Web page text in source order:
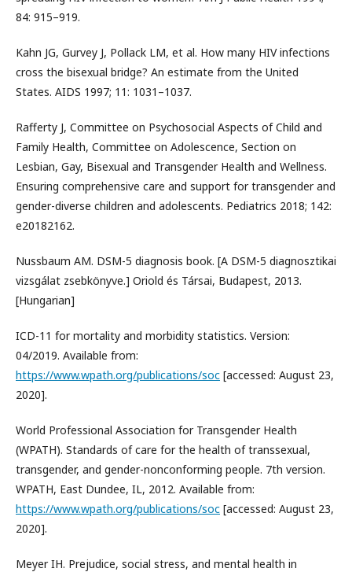
84: 915–919.
Kahn JG, Gurvey J, Pollack LM, et al. How many HIV infections
cross the bisexual bridge? An estimate from the United
States. AIDS 1997; 11: 1031–1037.
Rafferty J, Committee on Psychosocial Aspects of Child and
Family Health, Committee on Adolescence, Section on
Lesbian, Gay, Bisexual and Transgender Health and Wellness.
Ensuring comprehensive care and support for transgender and
gender-diverse children and adolescents. Pediatrics 2018; 142:
e20182162.
Nussbaum AM. DSM-5 diagnosis book. [A DSM-5 diagnosztikai
vizsgálat zsebkönyve.] Oriold és Társai, Budapest, 2013.
[Hungarian]
ICD-11 for mortality and morbidity statistics. Version:
04/2019. Available from:
https://www.wpath.org/publications/soc [accessed: August 23,
2020].
World Professional Association for Transgender Health
(WPATH). Standards of care for the health of transsexual,
transgender, and gender-nonconforming people. 7th version.
WPATH, East Dundee, IL, 2012. Available from:
https://www.wpath.org/publications/soc [accessed: August 23,
2020].
Meyer IH. Prejudice, social stress, and mental health in